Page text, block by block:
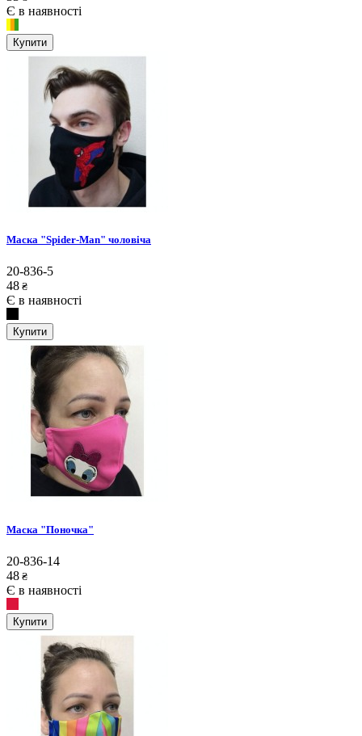
Є в наявності
Купити
Маска "Spider-Man" чоловіча
20-836-5
48 ₴
Є в наявності
Купити
Маска "Поночка"
20-836-14
48 ₴
Є в наявності
Купити